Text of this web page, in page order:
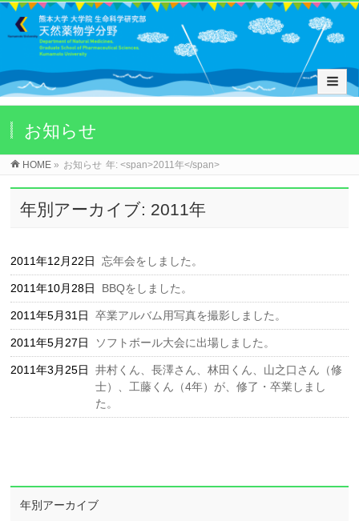
お知らせ
HOME » お知らせ 年: <span>2011年</span>
年別アーカイブ: 2011年
2011年12月22日 忘年会をしました。
2011年10月28日 BBQをしました。
2011年5月31日 卒業アルバム用写真を撮影しました。
2011年5月27日 ソフトボール大会に出場しました。
2011年3月25日
井村くん、長澤さん、林田くん、山之口さん（修
士）、工藤くん（4年）が、修了・卒業しまし
た。
年別アーカイブ